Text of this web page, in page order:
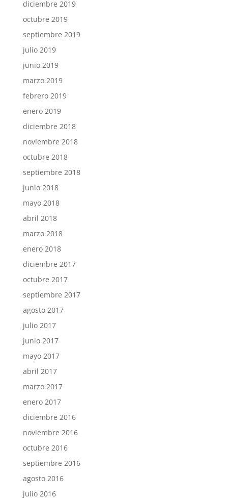
diciembre 2019
octubre 2019
septiembre 2019
julio 2019
junio 2019
marzo 2019
febrero 2019
enero 2019
diciembre 2018
noviembre 2018
octubre 2018
septiembre 2018
junio 2018
mayo 2018
abril 2018
marzo 2018
enero 2018
diciembre 2017
octubre 2017
septiembre 2017
agosto 2017
julio 2017
junio 2017
mayo 2017
abril 2017
marzo 2017
enero 2017
diciembre 2016
noviembre 2016
octubre 2016
septiembre 2016
agosto 2016
julio 2016